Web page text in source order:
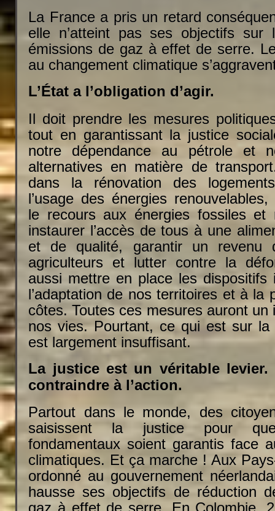
La France a pris un retard
elle n’atteint pas ses objectifs sur
émissions de gaz à effet de serre.
au changement climatique
L’État a l’obligation d’agir.
Il doit prendre les mesures
tout en garantissant la justice
notre dépendance au pétrole et
alternatives en matière de
dans la rénovation des
l’usage des énergies
le recours aux énergies fossiles et
instaurer l’accès de tous à une
et de qualité, garantir un revenu
agriculteurs et lutter contre la
aussi mettre en place les dispositifs
l’adaptation de nos territoires et à la
côtes. Toutes ces mesures auront un
nos vies. Pourtant, ce qui est sur la
est largement insuffisant.
La justice est un véritable
contraindre à l’action.
Partout dans le monde, des
saisissent la justice pour
fondamentaux soient garantis face
climatiques. Et ça marche ! Aux
ordonné au gouvernement
hausse ses objectifs de réduction
gaz à effet de serre. En Colombie,